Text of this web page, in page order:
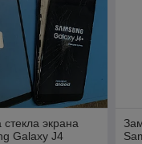
экрана
Galaxy J4